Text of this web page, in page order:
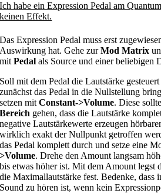
Ich habe ein Expression Pedal am
keinen Effekt.
Das Expression Pedal muss erst
Auswirkung hat. Gehe zurMod Matrix
mitPedal als Source und einer beliebigen
Soll mit dem Pedal die Lautstärke
zunächst das Pedal in die Nullstellung
setzen mitConstant->Volume. Diese
Bereich gehen, dass die Lautstärke
negative Lautstärkewerte erzeugen
wirklich exakt der Nullpunkt getroffen
das Pedal komplett durch und setze eine
>Volume. Drehe den Amount langsam
bis etwas höher ist. Mit dem Amount legst
die Maximallautstärke fest. Bedenke, dass
Sound zu hören ist, wenn kein